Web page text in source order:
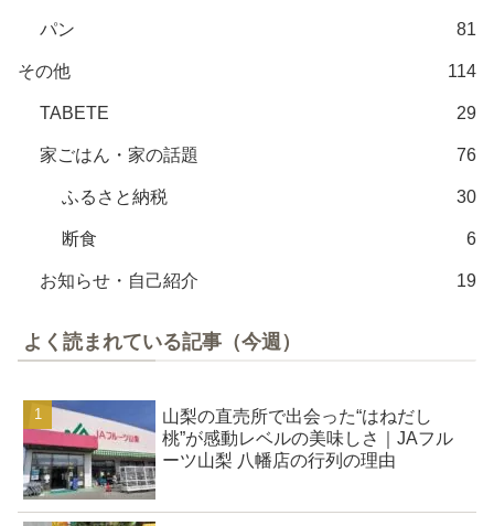
パン 81
その他 114
TABETE 29
家ごはん・家の話題 76
ふるさと納税 30
断食 6
お知らせ・自己紹介 19
よく読まれている記事（今週）
山梨の直売所で出会った“はねだし
桃”が感動レベルの美味しさ｜JAフル
ーツ山梨 八幡店の行列の理由